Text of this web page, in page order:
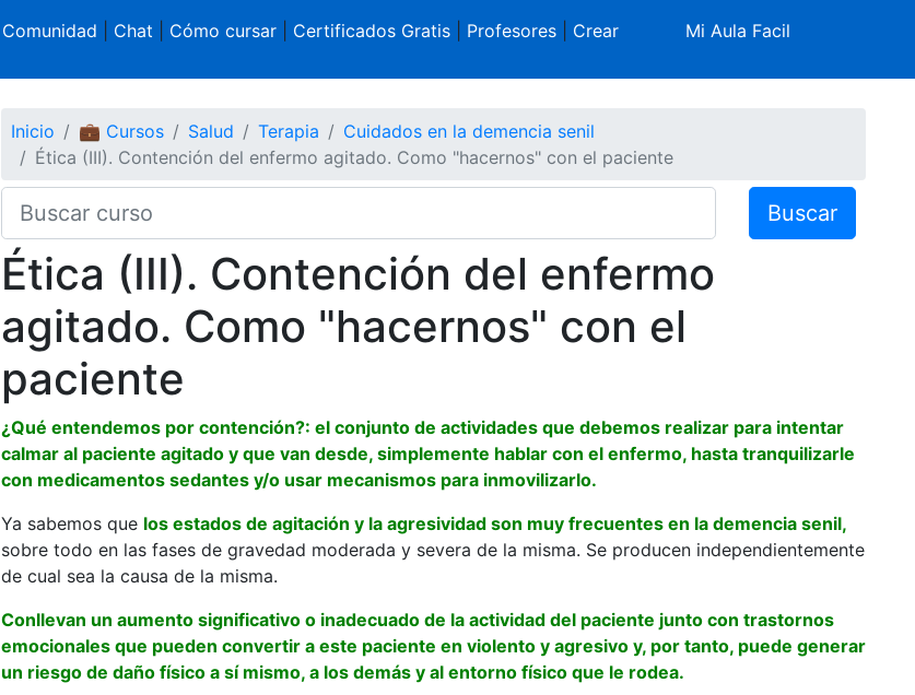
Comunidad Chat Cómo cursar| Certificados Gratis| Profesores| Crear
Mi Aula Facil
Inicio 💼 Cursos Salud Terapia
Cuidados en la demencia senil
Ética (III). Contención del enfermo agitado. Como "hacernos" con el paciente
Buscar
Ética (III). Contención del enfermo
agitado. Como "hacernos" con el
paciente
¿Qué entendemos por contención?: el conjunto de actividades que debemos realizar para intentar
calmar al paciente agitado y que van desde, simplemente hablar con el enfermo, hasta tranquilizarle
con medicamentos sedantes y/o usar mecanismos para inmovilizarlo.
Ya sabemos que los estados de agitación y la agresividad son muy frecuentes en la demencia senil,
sobre todo en las fases de gravedad moderada y severa de la misma. Se producen independientemente
de cual sea la causa de la misma.
Conllevan un aumento significativo o inadecuado de la actividad del paciente junto con trastornos
emocionales que pueden convertir a este paciente en violento y agresivo y, por tanto, puede generar
un riesgo de daño físico a sí mismo, a los demás y al entorno físico que le rodea.